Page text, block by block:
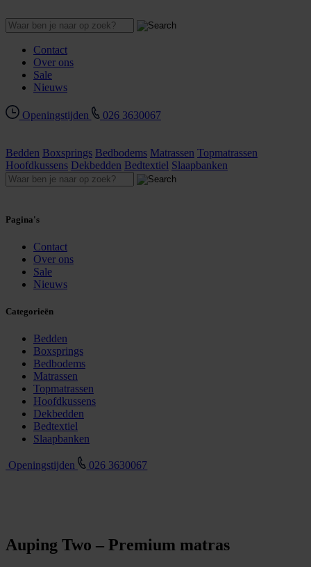
Contact
Over ons
Sale
Nieuws
Openingstijden 026 3630067
Bedden Boxsprings Bedbodems Matrassen Topmatrassen
Hoofdkussens Dekbedden Bedtextiel Slaapbanken
Pagina's
Contact
Over ons
Sale
Nieuws
Categorieën
Bedden
Boxsprings
Bedbodems
Matrassen
Topmatrassen
Hoofdkussens
Dekbedden
Bedtextiel
Slaapbanken
Openingstijden 026 3630067
Auping Two – Premium matras